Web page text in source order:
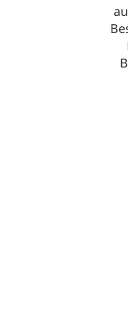
Optimized by
Turns on site high